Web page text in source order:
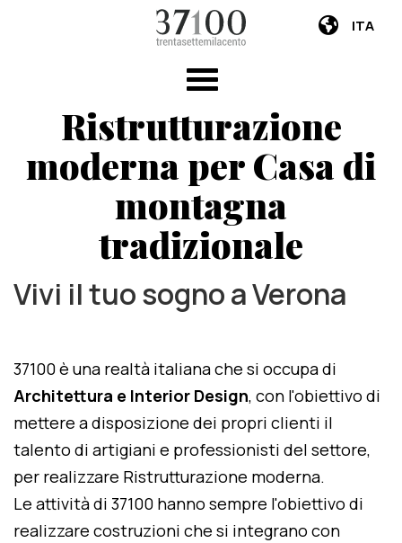
ITA
Ristrutturazione
moderna per Casa di
montagna
tradizionale
Vivi il tuo sogno a Verona
37100 è una realtà italiana che si occupa di
Architettura e Interior Design, con l'obiettivo di
mettere a disposizione dei propri clienti il
talento di artigiani e professionisti del settore,
per realizzare Ristrutturazione moderna.
Le attività di 37100 hanno sempre l'obiettivo di
realizzare costruzioni che si integrano con